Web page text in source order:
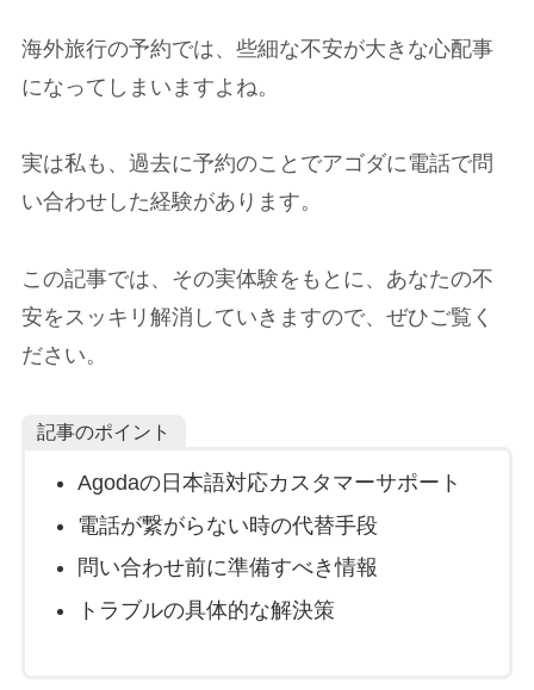
海外旅行の予約では、些細な不安が大きな心配事
になってしまいますよね。
実は私も、過去に予約のことでアゴダに電話で問
い合わせした経験があります。
この記事では、その実体験をもとに、あなたの不
安をスッキリ解消していきますので、ぜひご覧く
ださい。
記事のポイント
Agodaの日本語対応カスタマーサポート
電話が繋がらない時の代替手段
問い合わせ前に準備すべき情報
トラブルの具体的な解決策